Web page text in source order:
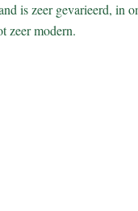
is zeer gevarieerd, in
zeer modern.